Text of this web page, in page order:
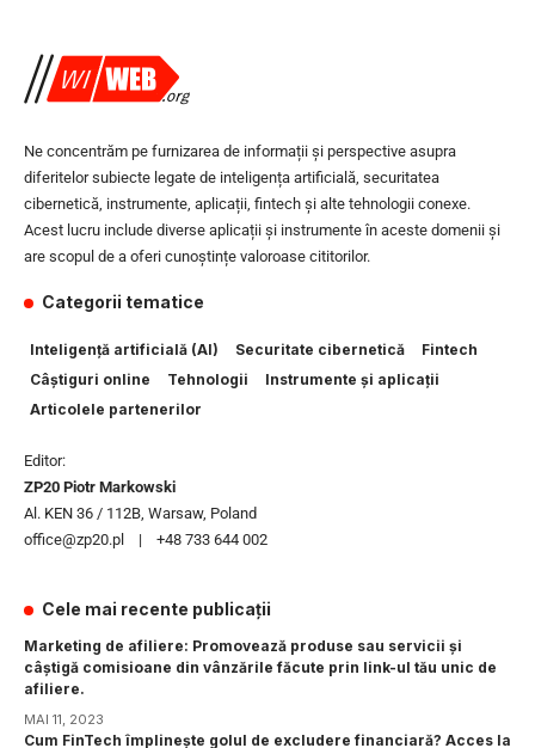
Ne concentrăm pe furnizarea de informații și perspective asupra
diferitelor subiecte legate de inteligența artificială, securitatea
cibernetică, instrumente, aplicații, fintech și alte tehnologii conexe.
Acest lucru include diverse aplicații și instrumente în aceste domenii și
are scopul de a oferi cunoștințe valoroase cititorilor.
Categorii tematice
Inteligență artificială (AI) Securitate cibernetică
Fintech
Câștiguri online
Tehnologii
Instrumente și aplicații
Articolele partenerilor
Editor:
ZP20 Piotr Markowski
Al. KEN 36 / 112B, Warsaw, Poland
office@zp20.pl | +48 733 644 002
Cele mai recente publicații
Marketing de afiliere: Promovează produse sau servicii și
câștigă comisioane din vânzările făcute prin link-ul tău unic de
afiliere.
MAI 11, 2023
Cum FinTech împlinește golul de excludere financiară? Acces la